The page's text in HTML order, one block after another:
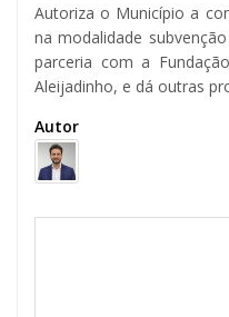
Autoriza o Município a
na modalidade
parceria com a
Aleijadinho, e dá outras
Autor